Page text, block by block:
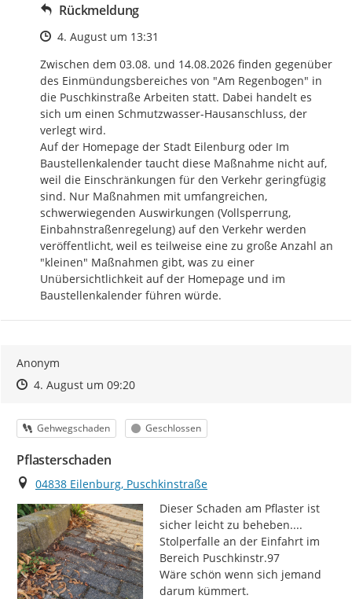
Rückmeldung
Zeitpunkt des Erstellens
4. August um 13:31
Zwischen dem 03.08. und 14.08.2026 finden gegenüber
des Einmündungsbereiches von "Am Regenbogen" in
die Puschkinstraße Arbeiten statt. Dabei handelt es
sich um einen Schmutzwasser-Hausanschluss, der
verlegt wird.
Auf der Homepage der Stadt Eilenburg oder Im
Baustellenkalender taucht diese Maßnahme nicht auf,
weil die Einschränkungen für den Verkehr geringfügig
sind. Nur Maßnahmen mit umfangreichen,
schwerwiegenden Auswirkungen (Vollsperrung,
Einbahnstraßenregelung) auf den Verkehr werden
veröffentlicht, weil es teilweise eine zu große Anzahl an
"kleinen" Maßnahmen gibt, was zu einer
Unübersichtlichkeit auf der Homepage und im
Baustellenkalender führen würde.
Anonym
Zeitpunkt des Erstellens
Zeitpunkt des Erstellens
4. August um 09:20Zur Äußerung
Kategorie
Gehwegschaden Status
Geschlossen
Pflasterschaden
Ort
04838 Eilenburg, Puschkinstraße
Dieser Schaden am Pflaster ist
sicher leicht zu beheben....
Stolperfalle an der Einfahrt im
Bereich Puschkinstr.97
Wäre schön wenn sich jemand
darum kümmert.